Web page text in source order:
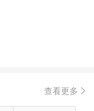
查看更多